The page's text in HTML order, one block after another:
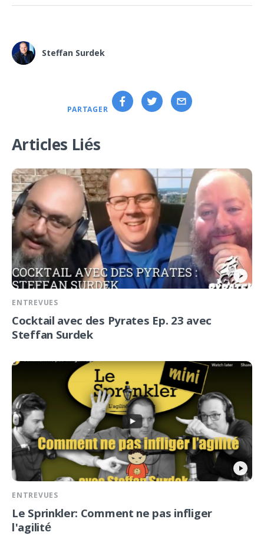
Steffan Surdek
PARTAGER
Articles Liés
ENTREVUES
Cocktail avec des Pyrates Ep. 23 avec
Steffan Surdek
ENTREVUES
Le Sprinkler: Comment ne pas infliger
l'agilité